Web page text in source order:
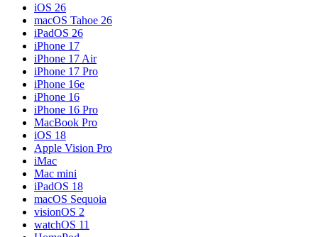
iOS 26
macOS Tahoe 26
iPadOS 26
iPhone 17
iPhone 17 Air
iPhone 17 Pro
iPhone 16e
iPhone 16
iPhone 16 Pro
MacBook Pro
iOS 18
Apple Vision Pro
iMac
Mac mini
iPadOS 18
macOS Sequoia
visionOS 2
watchOS 11